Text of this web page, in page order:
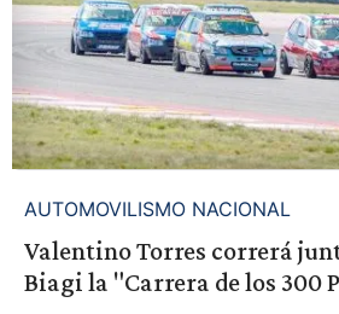
AUTOMOVILISMO NACIONAL
Valentino Torres correrá
Biagi la "Carrera de los 300